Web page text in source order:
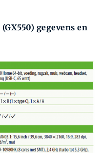
gegevens en